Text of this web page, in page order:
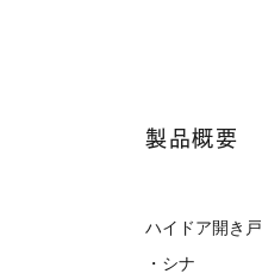
製品概要
ハイドア開き戸
・シナ